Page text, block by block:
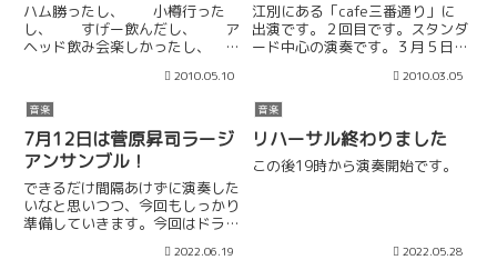
ハム勝ったし、 小樽行った
し、 すげー飲んだし、 ア
ヘッド飲み会楽しかったし、
tromboneですよ〜 ５月１１
日(火)「えん」start 20:00 酒
本ひろつぐ 2trombone 酒本ひ
ろつぐ(tb)...
2010.05.10
江別にある「cafe三番通り」に
出演です。２回目です。スタンダ
ード中心の演奏です。３月５日
演 菅原昇司グループ 菅原
昇司(tb) 工藤拓人(p) 小山智之
(b) ￥2,000（ドリンク
付） 北海道...
2010.03.05
音楽
7月12日は菅原昇司ラージ
アンサンブル！
できるだけ間隔あけずに演奏した
いなと思いつつ、今回もしっかり
準備していきます。今回はドラム
田圭介くんにお願いしました。こ
2022.06.19
音楽
リハーサル終わりました
この後19時から演奏開始です。
2022.05.28